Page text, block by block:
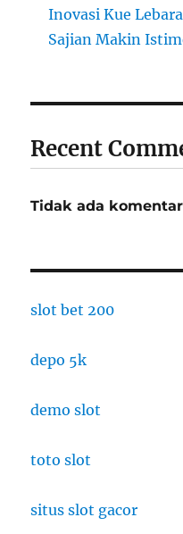
Inovasi Kue
Sajian Makin
Recent
Tidak ada
slot bet 200
depo 5k
demo slot
toto slot
situs slot gacor